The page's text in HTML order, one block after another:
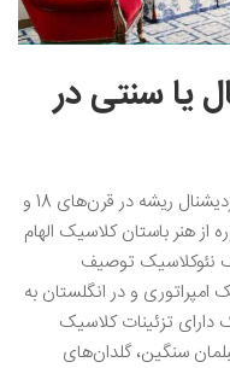
یا سنتی در
همان‌طور که گفتیم، سبک طراحی داخلی تردیشنال ریشه در قرن‌های 18 و
از هنر باستان کلاسیک الهام
نئوکلاسیک توصیف
و در انگلستان به
تزئینات کلاسیک
سنگین، گلدان‌های